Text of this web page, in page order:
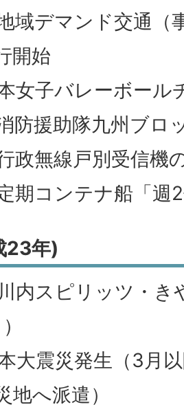
マンド交通（事
開始
女子バレーボール
防援助隊九州ブロ
線戸別受信機の
ンテナ船「週2
23年)
内スピリッツ・き
大震災発生（3月
地へ派遣）